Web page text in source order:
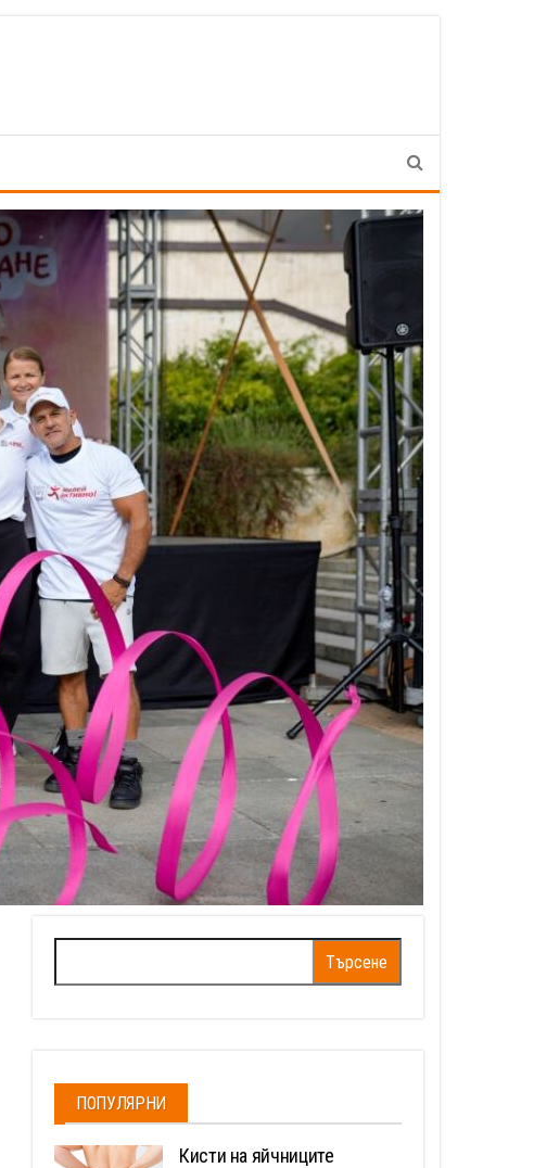
за:
ПОПУЛЯРНИ
Кисти на яйчниците